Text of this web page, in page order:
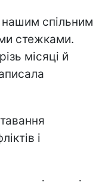
спільним
стежками.
місяці й
і